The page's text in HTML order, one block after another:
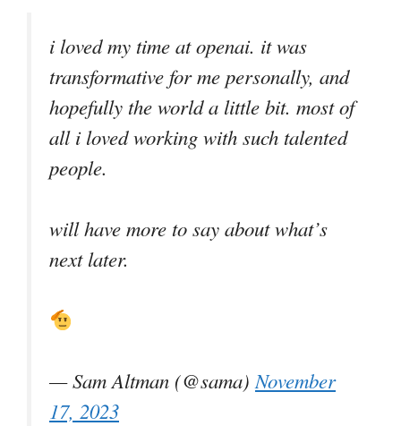
i loved my time at openai. it was
transformative for me personally, and
hopefully the world a little bit. most of
all i loved working with such talented
people.
will have more to say about what’s
next later.
— Sam Altman (@sama)November
17, 2023